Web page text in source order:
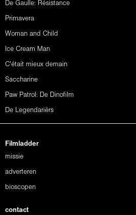
De Gaulle: Résistance
Primavera
Woman and Child
Ice Cream Man
C'était mieux demain
Saccharine
Paw Patrol: De Dinofilm
De Legendariërs
Filmladder
missie
adverteren
bioscopen
contact